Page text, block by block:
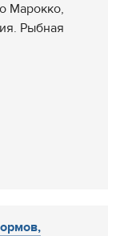
Марокко,
Рыбная